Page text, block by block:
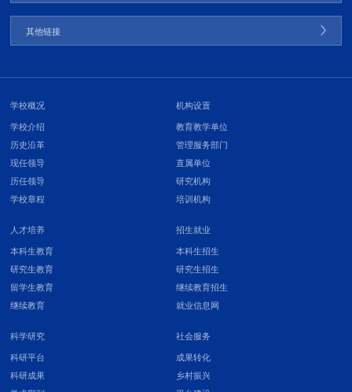
其他链接
学校概况
学校介绍
历史沿革
现任领导
历任领导
学校章程
机构设置
教育教学单位
管理服务部门
直属单位
研究机构
培训机构
人才培养
本科生教育
研究生教育
留学生教育
继续教育
招生就业
本科生招生
研究生招生
继续教育招生
就业信息网
科学研究
科研平台
科研成果
社会服务
成果转化
乡村振兴